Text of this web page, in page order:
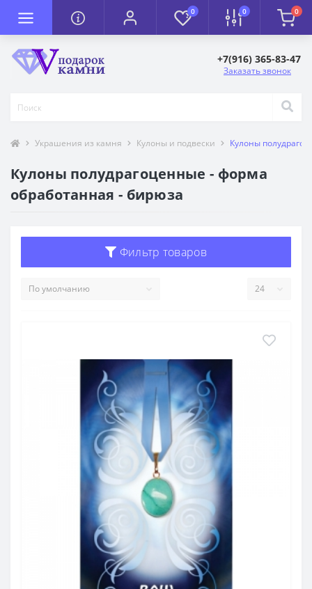
0 0 0
+7(916) 365-83-47
Заказать звонок
Украшения из камня Кулоны и подвески Кулоны
Кулоны полудрагоценные - форма
обработанная - бирюза
Фильтр товаров